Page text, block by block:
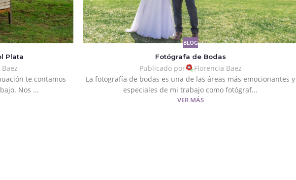
Plata
te contamos
Nos ...
BLOG
Fotógrafa de Bodas
Publicado por
Florencia Baez
La fotografía de bodas es una de las áreas más emocionantes y
especiales de mi trabajo como fotógraf...
VER MÁS